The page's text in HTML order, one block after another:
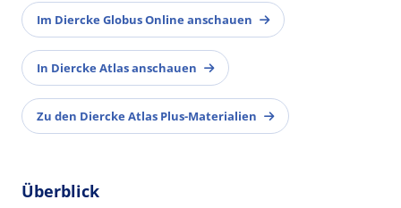
Im Diercke Globus Online anschauen
In Diercke Atlas anschauen
Zu den Diercke Atlas Plus-Materialien
Überblick